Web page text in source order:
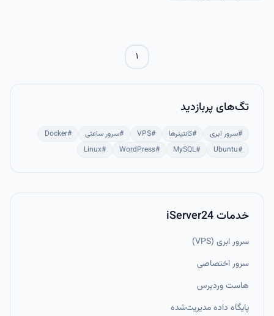
۱
تگ‌های پربازدید
#سرور ابری #کانتینرها #
VPS
#سرور ساعتی #
Docker
#
Ubuntu
#
MySQL
#
WordPress
#
Linux
خدمات iServer24
سرور ابری (VPS)
سرور اختصاصی
هاست وردپرس
پایگاه داده مدیریت‌شده